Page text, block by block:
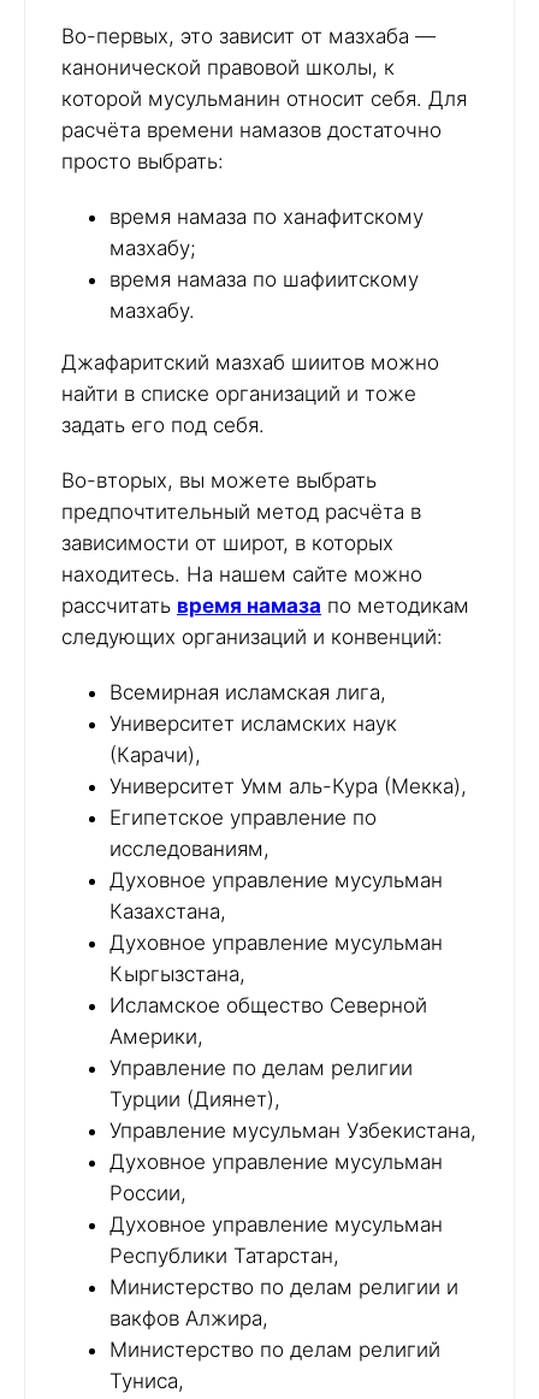
Во-первых, это зависит от мазхаба —
канонической правовой школы, к
которой мусульманин относит себя. Для
расчёта времени намазов достаточно
просто выбрать:
время намаза по ханафитскому
мазхабу;
время намаза по шафиитскому
мазхабу.
Джафаритский мазхаб шиитов можно
найти в списке организаций и тоже
задать его под себя.
Во-вторых, вы можете выбрать
предпочтительный метод расчёта в
зависимости от широт, в которых
находитесь. На нашем сайте можно
рассчитать время намаза по методикам
следующих организаций и конвенций:
Всемирная исламская лига,
Университет исламских наук
(Карачи),
Университет Умм аль-Кура (Мекка),
Египетское управление по
исследованиям,
Духовное управление мусульман
Казахстана,
Духовное управление мусульман
Кыргызстана,
Исламское общество Северной
Америки,
Управление по делам религии
Турции (Диянет),
Управление мусульман Узбекистана,
Духовное управление мусульман
России,
Духовное управление мусульман
Республики Татарстан,
Министерство по делам религии и
вакфов Алжира,
Министерство по делам религий
Туниса,